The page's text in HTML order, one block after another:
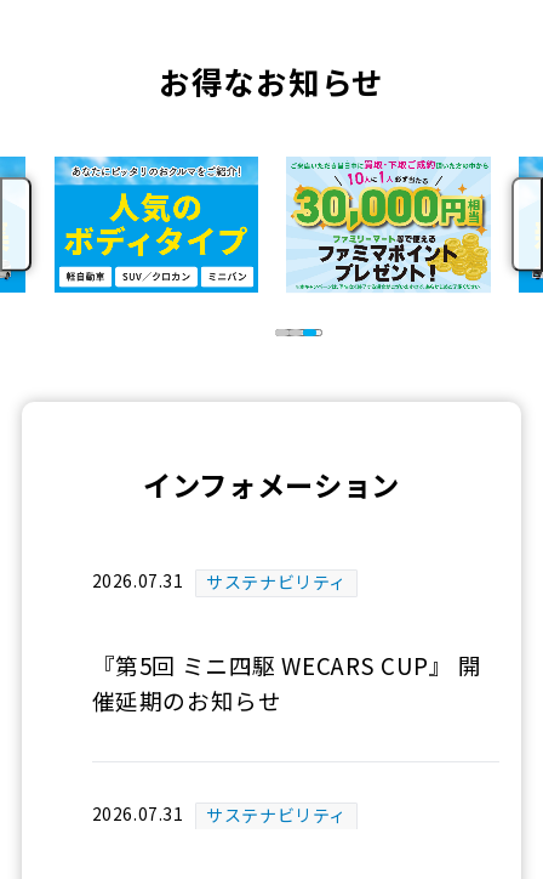
お得なお知らせ
インフォメーション
2026.07.31 サステナビリティ
『第5回 ミニ四駆 WECARS CUP』 開
催延期のお知らせ
2026.07.31 サステナビリティ